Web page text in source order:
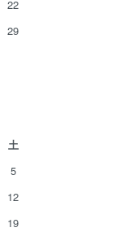
22
29
土
5
12
19